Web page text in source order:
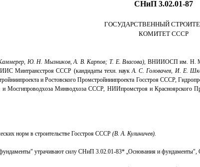
СНиП 3.02.01-87
ГОСУДАРСТВЕННЫЙ
КОМИТЕТ СССР
Ю. Н. Мызников, А. В. Карпов; Т. Е. Власова), ВНИИОСП им. Н. М.
Минтрансстроя СССР (кандидаты техн. наукА. С. Головачев, И. Е.
и Ростовского Промстройниипроекта Госстроя СССР,
Мосгипроводхоза Минводхоза СССР, НИИпромстроя и
норм в строительстве Госстроя СССР (В. А. Кулиничев).
утрачивают силу СНиП 3.02.01-83* „Основания и фундаменты",